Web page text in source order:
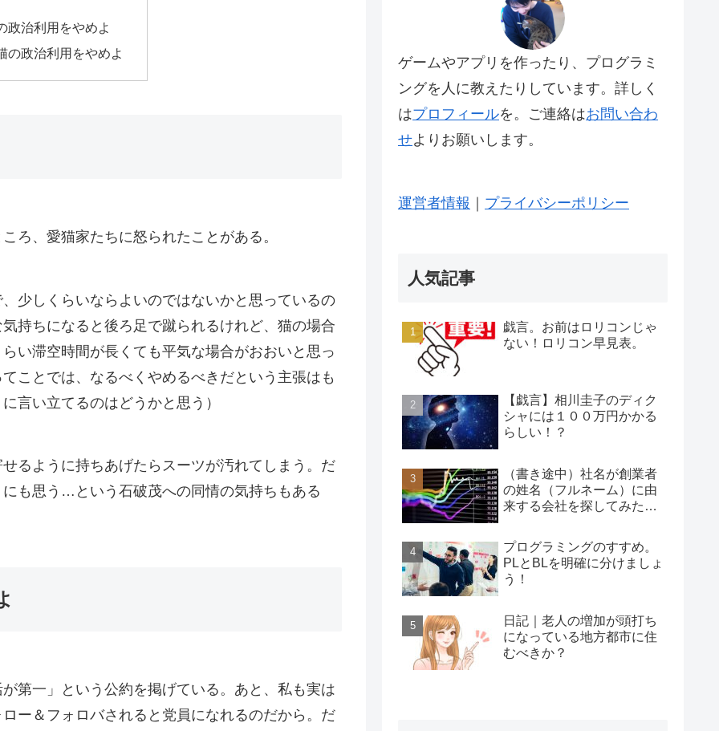
政治利用をやめよ
の政治利用をやめよ
ろ、愛猫家たちに怒られたことがある。
少しくらいならよいのではないかと思っているの
持ちになると後ろ足で蹴られるけれど、猫の場合
い滞空時間が長くても平気な場合がおおいと思っ
ことでは、なるべくやめるべきだという主張はも
言い立てるのはどうかと思う）
るように持ちあげたらスーツが汚れてしまう。だ
も思う…という石破茂への同情の気持ちもある
第一」という公約を掲げている。あと、私も実は
ー＆フォロバされると党員になれるのだから。だ
ゲームやアプリを作ったり、プログラミ
ングを人に教えたりしています。詳しく
はプロフィールを。ご連絡はお問い合わ
せよりお願いします。
運営者情報 プライバシーポリシー
人気記事
戯言。お前はロリコンじゃ
ない！ロリコン早見表。
【戯言】相川圭子のディク
シャには１００万円かかる
らしい！？
（書き途中）社名が創業者
の姓名（フルネーム）に由
来する会社を探してみた…
プログラミングのすすめ。
PLとBLを明確に分けましょ
う！
日記｜老人の増加が頭打ち
になっている地方都市に住
むべきか？